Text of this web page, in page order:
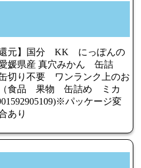
還元】国分 KK にっぽんの
媛県産 真穴みかん 缶詰
切り不要 ワンランク上のお
（食品 果物 缶詰め ミカ
パッケージ変
あり